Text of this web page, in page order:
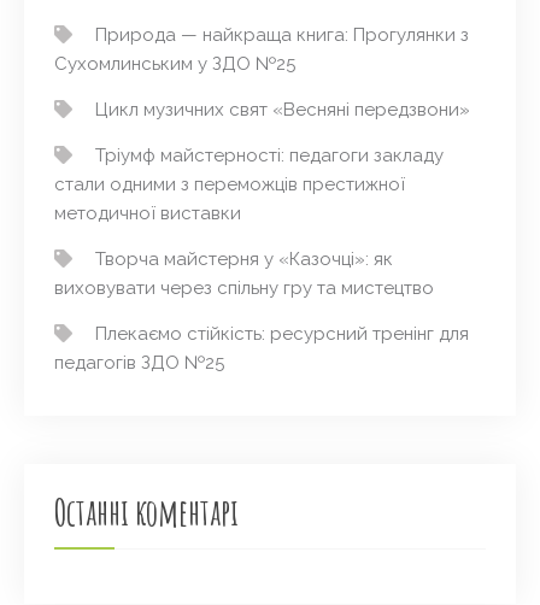
Природа — найкраща книга: Прогулянки з
Сухомлинським у ЗДО №25
Цикл музичних свят «Весняні передзвони»
Тріумф майстерності: педагоги закладу
стали одними з переможців престижної
методичної виставки
Творча майстерня у «Казочці»: як
виховувати через спільну гру та мистецтво
Плекаємо стійкість: ресурсний тренінг для
педагогів ЗДО №25
Останні коментарі